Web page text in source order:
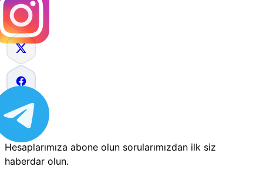
Hesaplarımıza abone olun sorularımızdan ilk siz
haberdar olun.